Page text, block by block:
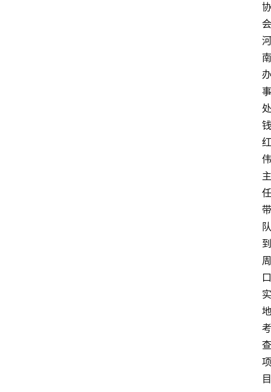
协
会
河
南
办
事
处
钱
红
伟
主
任
带
队
到
周
口
实
地
考
查
项
目